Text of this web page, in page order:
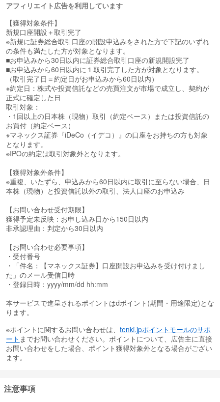
・dカード
還元率は一般カードで最大1.1%、dカード GOLDは最大1.1%、dカー
ド PLATINUMは最大3.1%！
キャンペーン期間中は還元率が最大10％に！（※2）
※2 マネックス証券で「dカード PLATINUM」を利用したdカード積立
を行うと、積立額に応じて最大3.1％のポイントが還元されます。さ
らに、NTTドコモ主催のdカード積立開始記念キャンペーンで最大1
0％のポイントが還元されます。還元率はマネックス証券でお取引す
る口座種別、投資信託の積立額、入会2年目以降からは毎月のショッ
ピングご利用金額（税込）により異なります。
・マネックスカード
マネックスカードのクレカ積立では通常時でも還元率が最大1.1％！
◆ NTTドコモやイオン銀行との提携により、更なるサービスの拡充
を予定
2024年1月から提携を開始したNTTドコモとイオン銀行の提携によ
り、dポイントでのポイント投資など様々なサービスの拡充を予定し
ています！また両社との提携で、マネックス証券で口座開設をする
方もこれまで以上に増えています！独立系証券会社という強みか
ら、特定の経済圏に縛られず様々なポイントへの交換が可能です。
◆ 投資初心者の方でも始めやすい、充実したフォローアップコンテ
ンツやキャンペーン、プログラムを展開
ト解説や様々な商品のおすすめ投資方法をセミナーでお届けしてい
ます。
アフィリエイト広告を利用しています
【獲得対象条件】
新規口座開設＋取引完了
※新規に証券総合取引口座の開設申込みをされた方で下記のいずれ
の条件も満たした方が対象となります。
■お申込みから30日以内に証券総合取引口座の新規開設完了
■お申込みから60日以内に１取引完了した方が対象となります。
（取引完了日＝約定日がお申込みから60日以内）
※約定日：株式や投資信託などの売買注文が市場で成立し、契約が
正式に確定した日
取引対象：
・1回以上の日本株（現物）取引（約定ベース）または投資信託の
お買付（約定ベース）
※マネックス証券『iDeCo（イデコ）』の口座をお持ちの方も対象
となります。
※IPOの約定は取引対象外となります。
【獲得対象外条件】
※重複、いたずら、申込みから60日以内に取引に至らない場合、日
本株（現物）と投資信託以外の取引、法人口座のお申込み
【お問い合わせ受付期限】
獲得予定未反映：お申し込み日から150日以内
非承認理由：判定から30日以内
【お問い合わせ必要事項】
・受付番号
・「件名：【マネックス証券】口座開設お申込みを受け付けまし
た」のメール受信日時
・登録日時：yyyy/mm/dd hh:mm
本サービスで進呈されるポイントはdポイント(期間・用途限定)とな
ります。
※ポイントに関するお問い合わせは、 tenki.jpポイントモールのサポ
ート までお問い合わせください。ポイントについて、広告主に直接
お問い合わせをした場合、ポイント獲得対象外となる場合がござい
ます。
注意事項